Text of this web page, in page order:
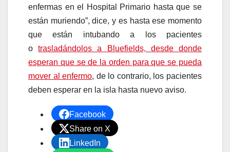
enfermas en el Hospital Primario hasta que se
están muriendo”, dice, y es hasta ese momento
que están intubando a los pacientes
otrasladándolos a Bluefields, desde donde
esperan que se de la orden para que se pueda
mover al enfermo, de lo contrario, los pacientes
deben esperar en la isla hasta nuevo aviso.
Facebook
Share on X
LinkedIn